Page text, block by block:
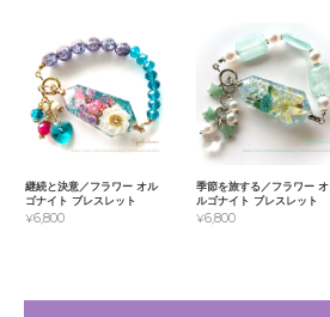
継続と決意／フラワー オル
ゴナイト ブレスレット
¥6,800
季節を旅する／フラワー オ
ルゴナイト ブレスレット
¥6,800